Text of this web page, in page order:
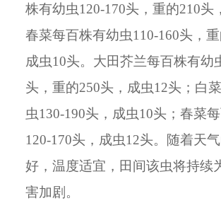
株有幼虫120-170头，重的210头
春菜每百株有幼虫110-160头，重
成虫10头。大田芥兰每百株有幼
头，重的250头，成虫12头；白
虫130-190头，成虫10头；春菜
120-170头，成虫12头。随着天
好，温度适宜，田间该虫将持续
害加剧。